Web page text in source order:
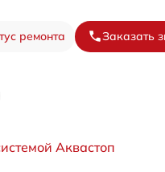
ремонта Заказать
Аквастоп